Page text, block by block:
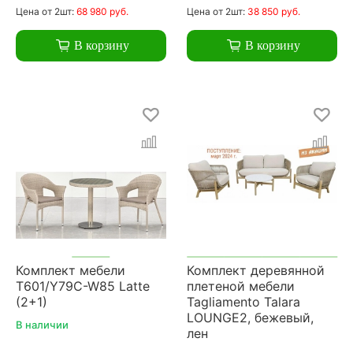
Цена от 2шт: 68 980 руб.
В корзину
Цена от 2шт: 38 850 руб.
В корзину
Комплект мебели
T601/Y79C-W85 Latte
(2+1)
В наличии
Комплект деревянной
плетеной мебели
Tagliamento Talara
LOUNGE2, бежевый,
лен